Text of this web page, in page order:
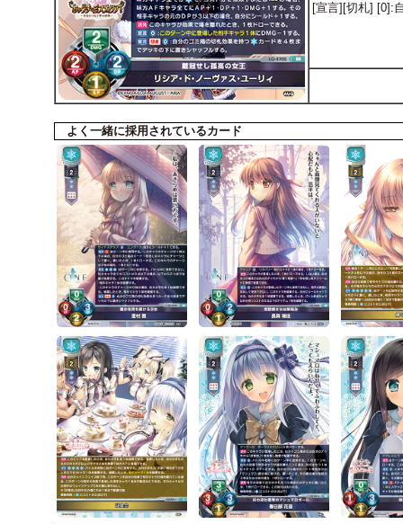
[宣言][切札] [0]:
よく一緒に採用されているカード